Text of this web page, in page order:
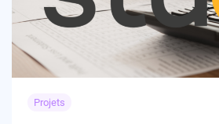
Projets